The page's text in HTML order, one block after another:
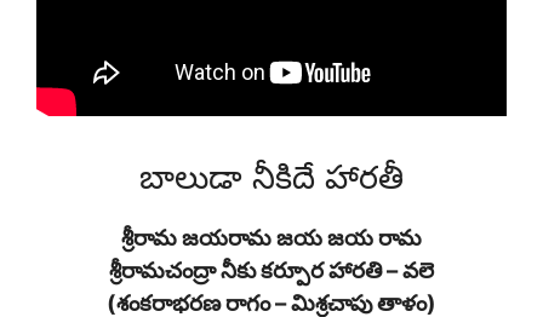
బాలుడా నీకిదే హారతీ
శ్రీరామ జయరామ జయ జయ రామ
శ్రీరామచంద్రా నీకు కర్పూర హారతి – వలె
(శంకరాభరణ రాగం – మిశ్రచాపు తాళం)